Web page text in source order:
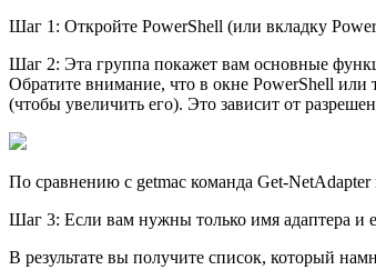
Шаг 1: Откройте PowerShell (или вкладку
Шаг 2: Эта группа покажет вам основные
Обратите внимание, что в окне PowerShell или
(чтобы увеличить его). Это зависит от
По сравнению с getmac команда Get-
Шаг 3: Если вам нужны только имя адаптера и
В результате вы получите список, который